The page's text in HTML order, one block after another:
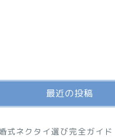
最近の投稿
式ネクタイ選び完全ガイ